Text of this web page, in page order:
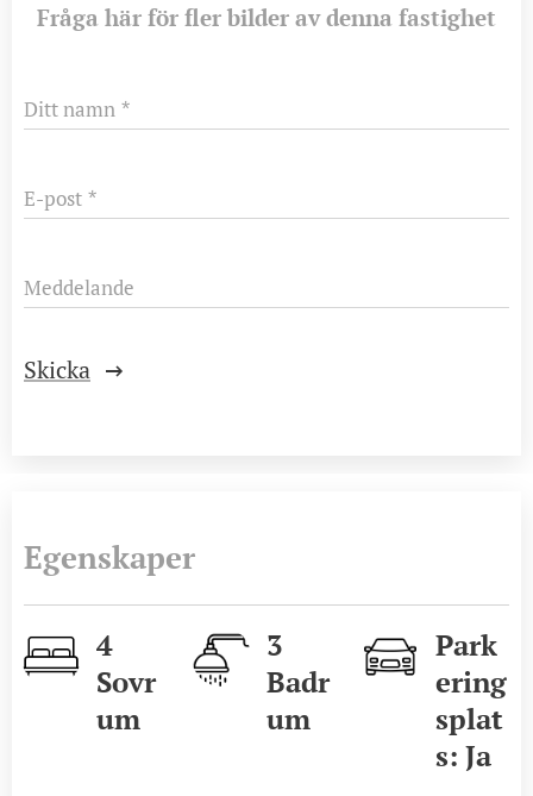
Fråga här för fler bilder av denna fastighet
Ditt namn
E-post
Meddelande
Skicka
Egenskaper
4
Sovr
um
3
Badr
um
Park
ering
splat
s: Ja